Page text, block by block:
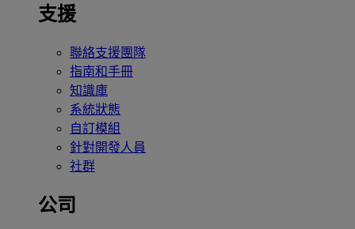
支援
聯絡支援團隊
指南和手冊
知識庫
系統狀態
自訂模組
針對開發人員
社群
公司